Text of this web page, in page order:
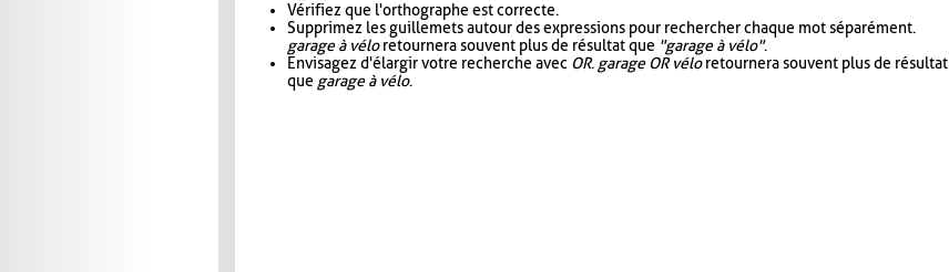
Vérifiez que l'orthographe est correcte.
Supprimez les guillemets autour des expressions pour rechercher chaque mot séparément.
garage à véloretournera souvent plus de résultat que "garage à vélo".
Envisagez d'élargir votre recherche avec OR. garage OR véloretournera souvent plus de résultat
que garage à vélo.